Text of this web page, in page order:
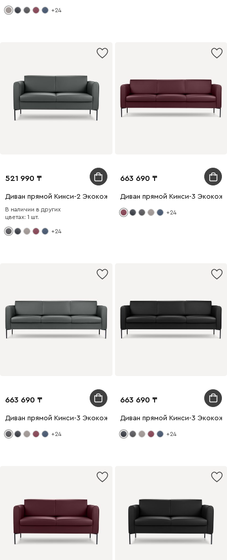
+24
521 990
Диван прямой Кинси-2 Экокожа Графитовый
В наличии в других
цветах: 1 шт.
+24
663 690
Диван прямой Кинси-3
+24
663 690
Диван прямой Кинси-3 Экокожа Графитовый
+24
663 690
Диван прямой Кинси-3
+24